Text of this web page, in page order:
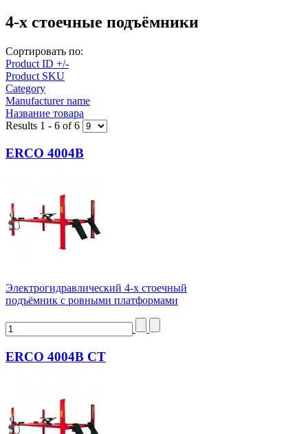
4-х стоечные подъёмники
Сортировать по:
Product ID +/-
Product SKU
Category
Manufacturer name
Название товара
Results 1 - 6 of 6
ERCO 4004B
Электрогидравлический 4-х стоечный
подъёмник с ровными платформами
ERCO 4004B CT